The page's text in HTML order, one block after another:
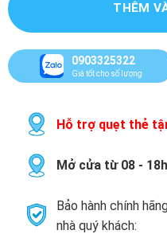
THÊM
0903325322
Giá tốt cho số lượng
Hỗ trợ quẹt thẻ
Mở cửa từ 08 -
Bảo hành chính
nhà quý khách: